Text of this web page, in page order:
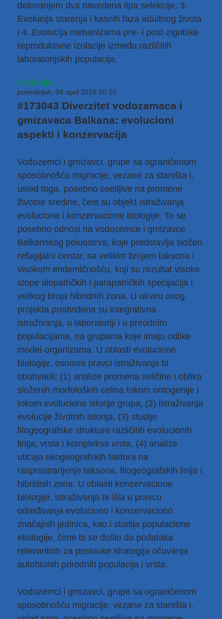
delovanjem dva navedena tipa selekcije, 3.
Еvolucija starenja i kasnih faza adultnog života
i 4. Еvolucija mehanizama pre- i post-zigotske
reproduktivne izolacije između različitih
laboratorijskih populacija.
Opširnije...
ponedeljak, 04 april 2016 10:25
#173043 Diverzitet vodozamaca i
gmizavaca Balkana: evolucioni
aspekti i konzervacija
Vodozemci i gmizavci, grupe sa ograničenom
sposobnošću migracije, vezane za staništa i,
usled toga, posebno osetljive na promene
životne sredine, čest su objekt istraživanja
evolucione i konzervacione biologije. To se
posebno odnosi na vodozemce i gmizavce
Balkanskog poluostrva, koje predstavlja složen
refugijalni centar, sa velikim brojem taksona i
visokom endemičnošću, koji su rezultat visoke
stope alopatričkih i parapatričkih specijacija i
velikog broja hibridnih zona. U okviru ovog
projekta predviđena su integrativna
istraživanja, u laboratoriji i u prirodnim
populacijama, na grupama koje imaju odlike
model-organizama. U oblasti evolucione
biologije, osnovni pravci istraživanja bi
obuhvatili: (1) analize promena veličine i oblika
složenih morfoloških celina tokom ontogenije i
tokom evolucione istorije grupa, (2) istraživanja
evolucije životnih istorija, (3) studije
filogeografske strukture različitih evolucionih
linija, vrsta i kompleksa vrsta, (4) analize
uticaja ekogeografskih faktora na
rasprostranjenje taksona, filogeografskih linija i
hibridnih zona. U oblasti konzervacione
biologije, istraživanja bi išla u pravcu
određivanja evoluciono i konzervaciono
značajnih jedinica, kao i studija populacione
ekologije, čime bi se došlo do podataka
relevantnih za postavke strategija očuvanja
autohtonih prirodnih populacija i vrsta.
Vodozemci i gmizavci, grupe sa ograničenom
sposobnošću migracije, vezane za staništa i,